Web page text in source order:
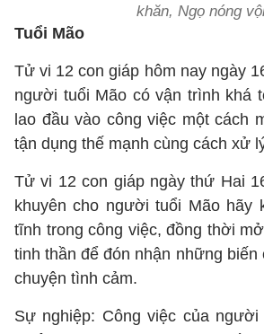
khăn, Ngọ nóng
Tuổi Mão
Tử vi 12 con giáp hôm nay ngày
người tuổi Mão có vận trình khá
lao đầu vào công việc một cách
tận dụng thế mạnh cùng cách xử
Tử vi 12 con giáp ngày thứ Hai
khuyên cho người tuổi Mão hãy
tĩnh trong công việc, đồng thời
tinh thần để đón nhận những biến
chuyện tình cảm.
Sự nghiệp: Công việc của